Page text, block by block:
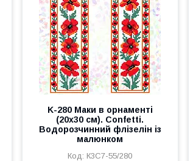
K-280 Маки в орнаменті
(20х30 см). Confetti.
Водорозчинний флізелін із
малюнком
К3С7-55/280